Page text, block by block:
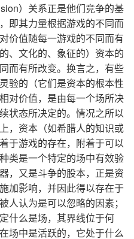
）关系正是他们竞争的基
即其力量根据游戏的不同而
价值随每一游戏的不同而有
、文化的、象征的）资本的
而有所改变。换言之，有些
验的（它们是资本的根本性
对价值，是由每一个场所决
状态所决定的。情况之所以
，资本（如希腊人的知识或
于游戏的存在，附着于可以
类是一个特定的场中有效验
，又是斗争的股本，正是资
加影响，并因此得以存在于
人认为是可以忽略的因素；
什么是场，其界线位于何
场中是活跃的，它处于什么